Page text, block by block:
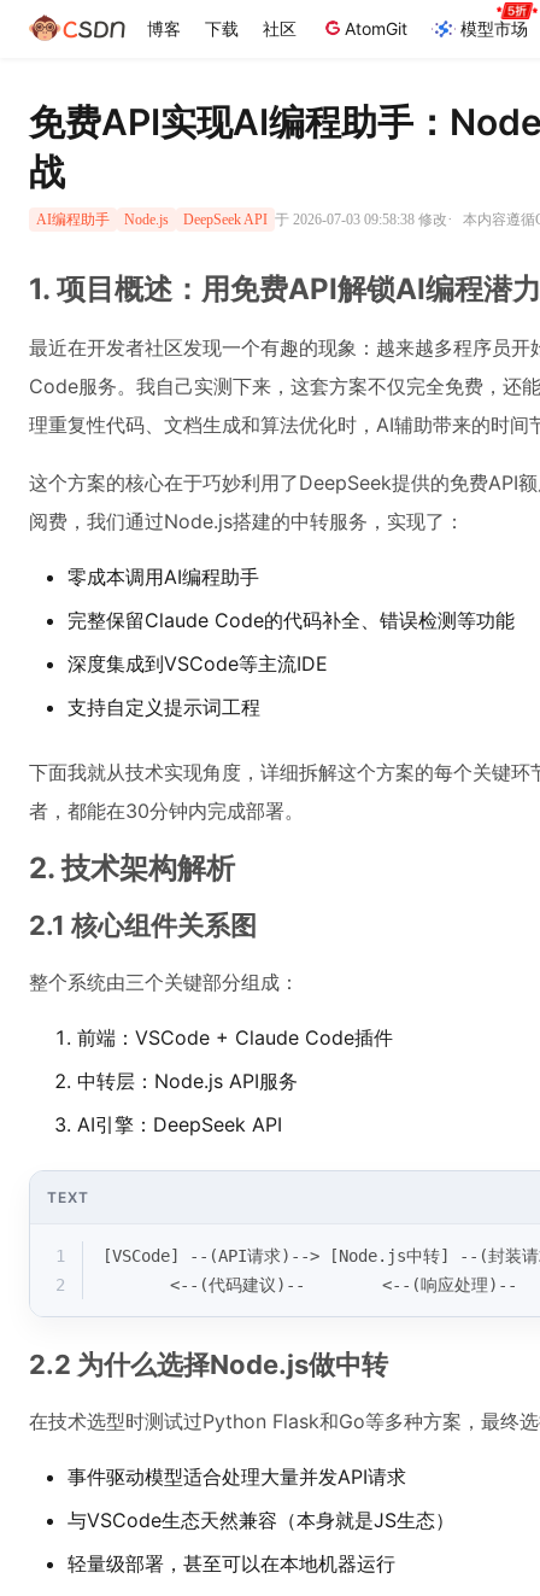
博客 下载 社区 AtomGit 模型市场
免费API实现AI编程助手：
战
AI编程助手 Node.js DeepSeek API 于 2026-07-03 09:58:38 修改· 本内容遵循
1. 项目概述：用免费API解锁AI编程潜力
最近在开发者社区发现一个有趣的现象：越来越多程序员
Code服务。我自己实测下来，这套方案不仅完全免费，还
理重复性代码、文档生成和算法优化时，AI辅助带来的时间
这个方案的核心在于巧妙利用了DeepSeek提供的免费API
阅费，我们通过Node.js搭建的中转服务，实现了：
零成本调用AI编程助手
完整保留Claude Code的代码补全、错误检测等功能
深度集成到VSCode等主流IDE
支持自定义提示词工程
下面我就从技术实现角度，详细拆解这个方案的每个关键
者，都能在30分钟内完成部署。
2. 技术架构解析
2.1 核心组件关系图
整个系统由三个关键部分组成：
前端：VSCode + Claude Code插件
中转层：Node.js API服务
AI引擎：DeepSeek API
TEXT
1
[VSCode] --(API请求)--> [Node.js中转] --(封装
2
<--(代码建议)--        <--(响应处理)--
2.2 为什么选择Node.js做中转
在技术选型时测试过Python Flask和Go等多种方案，最终
事件驱动模型适合处理大量并发API请求
与VSCode生态天然兼容（本身就是JS生态）
轻量级部署，甚至可以在本地机器运行